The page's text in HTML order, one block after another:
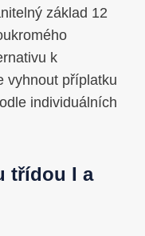
základ 12
k
vyhnout příplatku
individuálních
třídou I a